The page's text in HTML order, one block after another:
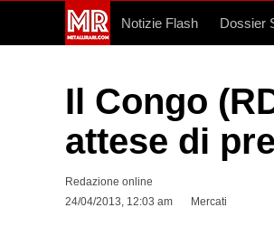
Notizie Flash Dossier
Il Congo
attese di
Redazione online
24/04/2013, 12:03 am
Mercati